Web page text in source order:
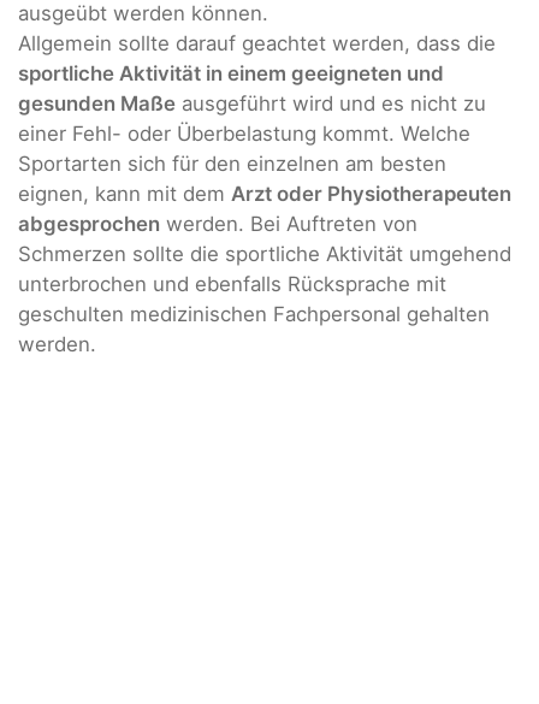
ausgeübt werden können.
Allgemein sollte darauf geachtet werden, dass die
sportliche Aktivität in einem geeigneten und
gesunden Maße ausgeführt wird und es nicht zu
einer Fehl- oder Überbelastung kommt. Welche
Sportarten sich für den einzelnen am besten
eignen, kann mit dem Arzt oder Physiotherapeuten
abgesprochen werden. Bei Auftreten von
Schmerzen sollte die sportliche Aktivität umgehend
unterbrochen und ebenfalls Rücksprache mit
geschulten medizinischen Fachpersonal gehalten
werden.